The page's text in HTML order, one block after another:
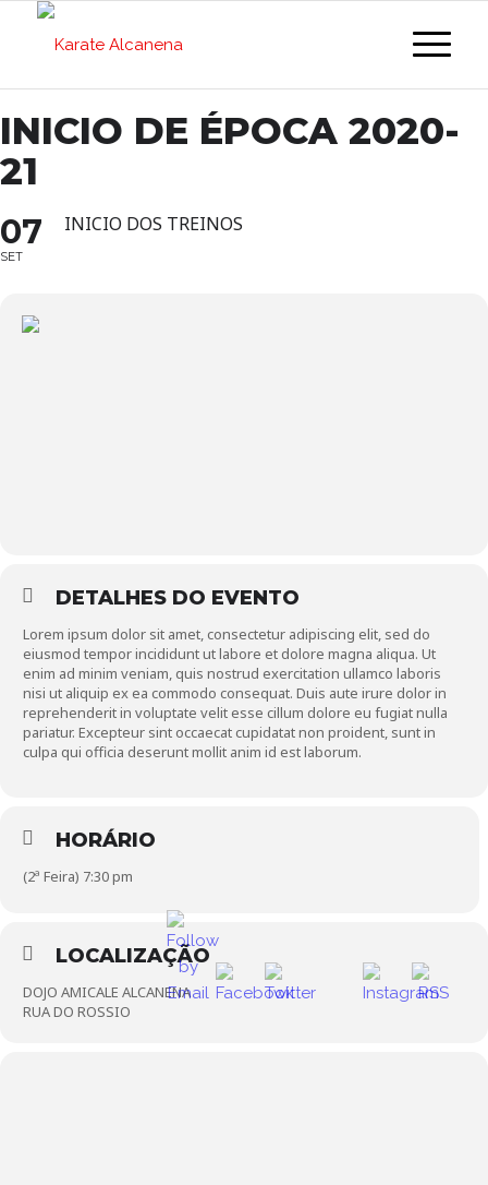
INICIO DE ÉPOCA 2020-
21
07
SET
INICIO DOS TREINOS
DETALHES DO EVENTO
Lorem ipsum dolor sit amet, consectetur adipiscing elit, sed do
eiusmod tempor incididunt ut labore et dolore magna aliqua. Ut
enim ad minim veniam, quis nostrud exercitation ullamco laboris
nisi ut aliquip ex ea commodo consequat. Duis aute irure dolor in
reprehenderit in voluptate velit esse cillum dolore eu fugiat nulla
pariatur. Excepteur sint occaecat cupidatat non proident, sunt in
culpa qui officia deserunt mollit anim id est laborum.
HORÁRIO
(2ª Feira) 7:30 pm
LOCALIZAÇÃO
DOJO AMICALE ALCANENA
RUA DO ROSSIO